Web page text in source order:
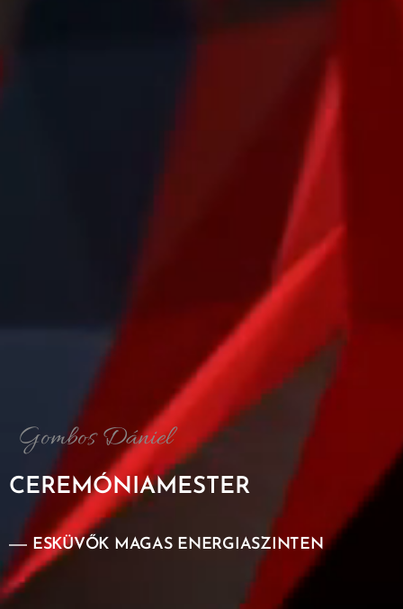
Gombos Dániel
CEREMÓNIAMESTER
ESKÜVŐK MAGAS ENERGIASZINTEN